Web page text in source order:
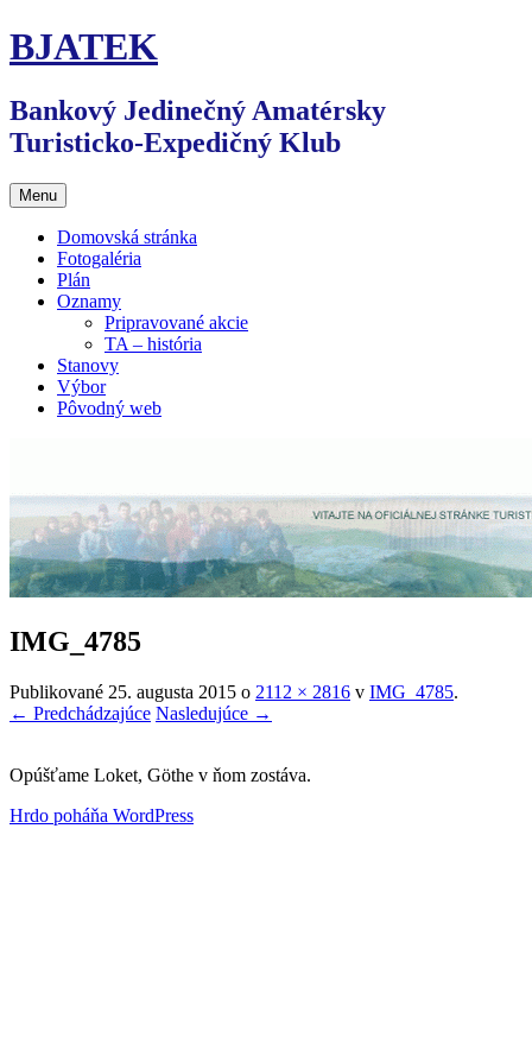
Preskočiť
na
BJATEK
Bankový Jedinečný Amatérsky
Turisticko-Expedičný Klub
Menu
Domovská stránka
Fotogaléria
Plán
Oznamy
Pripravované akcie
TA – história
Stanovy
Výbor
Pôvodný web
IMG_4785
Publikované 25. augusta 2015 o 2112 × 2816 v IMG_4785.
← Predchádzajúce Nasledujúce →
Opúšťame Loket, Göthe v ňom zostáva.
Hrdo poháňa WordPress